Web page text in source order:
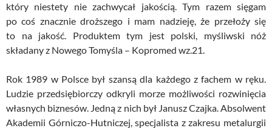
który niestety nie zachwycał jakością. Tym razem sięgam
po coś znacznie droższego i mam nadzieję, że przełoży się
to na jakość. Produktem tym jest polski, myśliwski nóż
składany z Nowego Tomyśla – Kopromed wz.21.
Rok 1989 w Polsce był szansą dla każdego z fachem w ręku.
Ludzie przedsiębiorczy odkryli morze możliwości rozwinięcia
własnych biznesów. Jedną z nich był Janusz Czajka. Absolwent
Akademii Górniczo-Hutniczej, specjalista z zakresu metalurgii